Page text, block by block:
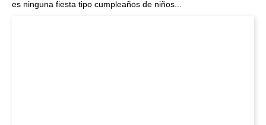
es ninguna fiesta tipo cumpleaños de niños...